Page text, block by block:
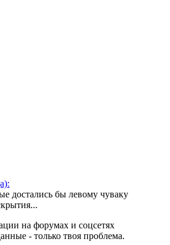
достались бы левому чуваку
на форумах и соцсетях
- только твоя проблема.